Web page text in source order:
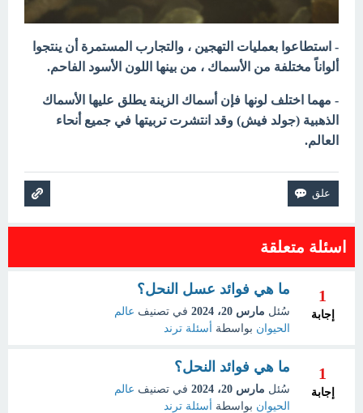
- استطاعوا بعمليات التهجين ، والتجارب المستمرة أن ينتجوا
ألواناً مختلفة من الأسماك ، من بينها اللون الأسود الفاحم.
- مهما اختلف لونها فإن أسماك الزينة يطلق عليها الأسماك
الذهبية (جولد فيش) وقد انتشرت تربيتها في جميع أنحاء
العالم.
اسئلة متعلقة
1
إجابة
ما هي فوائد عسل النحل؟
سُئل مارس 20، 2024 في تصنيف عالم
الحيوان بواسطة أسئلة ترند
1
إجابة
ما هي فوائد النحل؟
سُئل مارس 20، 2024 في تصنيف عالم
الحيوان بواسطة أسئلة ترند